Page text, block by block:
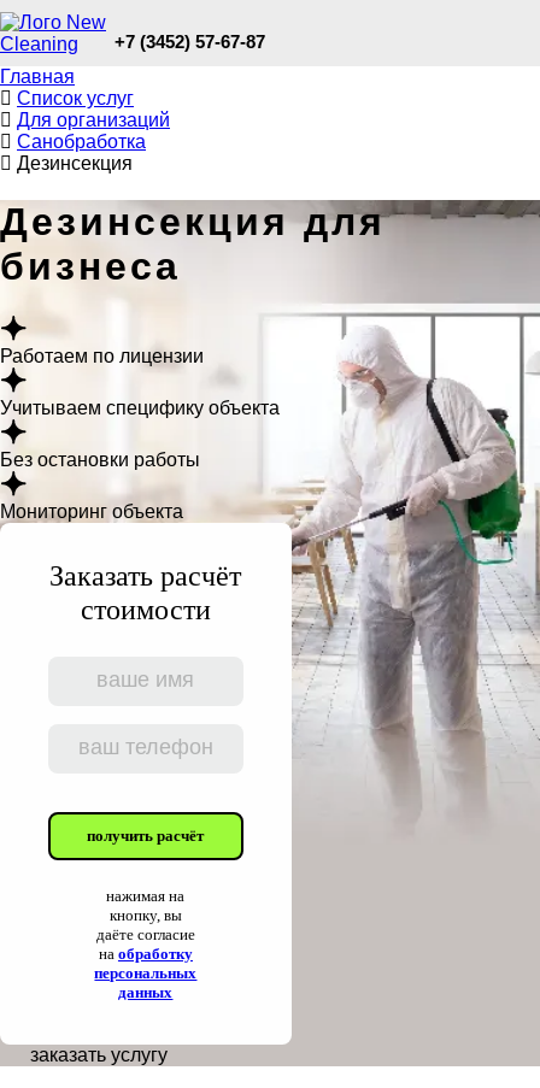
+7 (3452) 57-67-87
Главная
Список услуг
Для организаций
Санобработка
Дезинсекция
Дезинсекция для
бизнеса
Работаем по лицензии
Учитываем специфику объекта
Без остановки работы
Мониторинг объекта
Заказать расчёт
стоимости
получить расчёт
нажимая на
кнопку, вы
даёте согласие
на обработку
персональных
данных
заказать услугу